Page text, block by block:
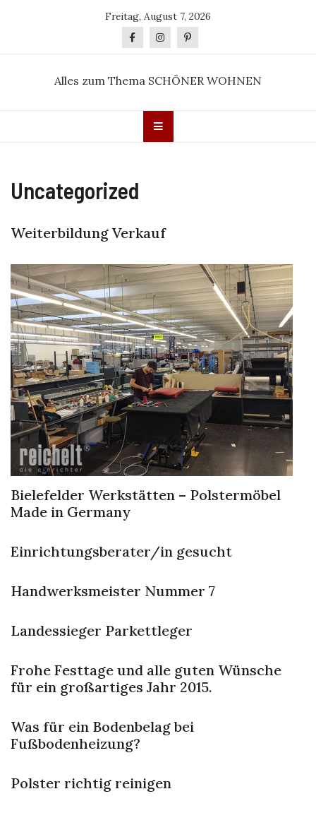
Freitag, August 7, 2026
Alles zum Thema SCHÖNER WOHNEN
Uncategorized
Weiterbildung Verkauf
Bielefelder Werkstätten – Polstermöbel
Made in Germany
Einrichtungsberater/in gesucht
Handwerksmeister Nummer 7
Landessieger Parkettleger
Frohe Festtage und alle guten Wünsche
für ein großartiges Jahr 2015.
Was für ein Bodenbelag bei
Fußbodenheizung?
Polster richtig reinigen